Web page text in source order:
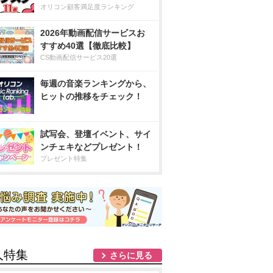
オリコン顧客満足度ランキング
2026年動画配信サービスお
すすめ40選【徹底比較】
CS動画配信サービス20選
毎週の音楽ランキングから、
ヒットの推移をチェック！
試写会、登壇イベント、サイ
ンチェキなどプレゼント！
プレゼント特集
特集 さらに見る